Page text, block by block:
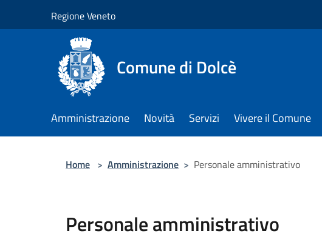
Regione Veneto
Comune di Dolcè
Amministrazione Novità Servizi Vivere il Comune
Home > Amministrazione > Personale amministrativo
Personale amministrativo